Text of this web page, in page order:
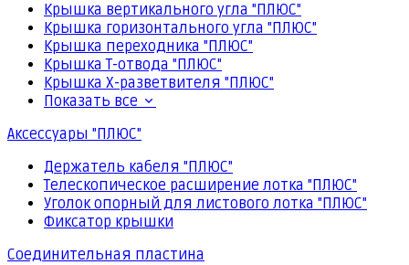
Крышка вертикального угла "ПЛЮС"
Крышка горизонтального угла "ПЛЮС"
Крышка переходника "ПЛЮС"
Крышка Т-отвода "ПЛЮС"
Крышка Х-разветвителя "ПЛЮС"
Показать все
Аксессуары "ПЛЮС"
Держатель кабеля "ПЛЮС"
Телескопическое расширение лотка "ПЛЮС"
Уголок опорный для листового лотка "ПЛЮС"
Фиксатор крышки
Соединительная пластина